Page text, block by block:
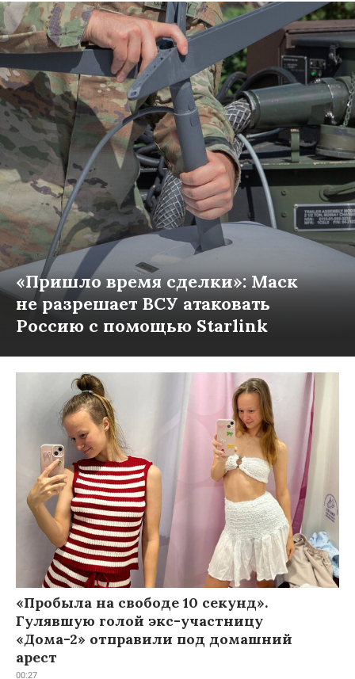
«Пришло время сделки»: Маск
не разрешает ВСУ атаковать
Россию с помощью Starlink
«Пробыла на свободе 10 секунд».
Гулявшую голой экс-участницу
«Дома-2» отправили под домашний
арест
00:27